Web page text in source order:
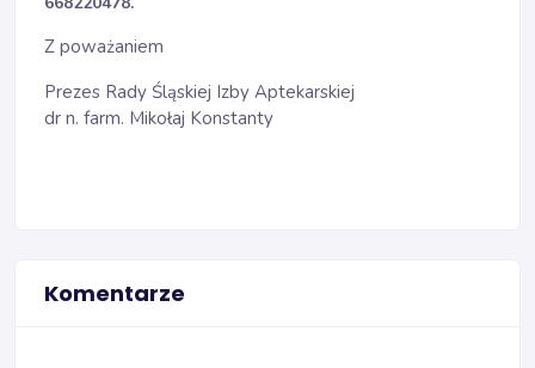
Z poważaniem
Prezes Rady Śląskiej Izby Aptekarskiej
dr n. farm. Mikołaj Konstanty
Komentarze